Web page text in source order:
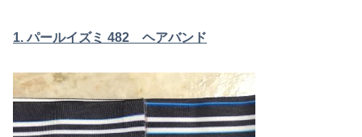
1. パールイズミ 482 ヘアバンド